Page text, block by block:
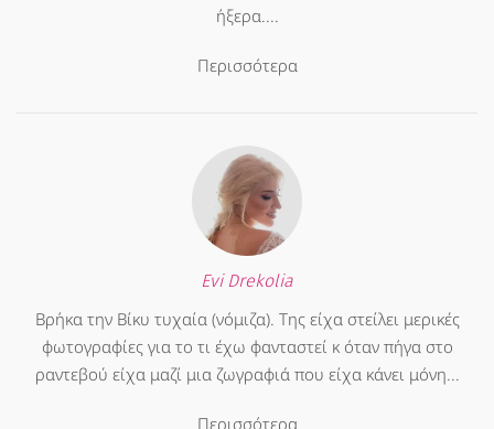
ήξερα....
Περισσότερα
Evi Drekolia
Βρήκα την Βίκυ τυχαία (νόμιζα). Της είχα στείλει μερικές
φωτογραφίες για το τι έχω φανταστεί κ όταν πήγα στο
ραντεβού είχα μαζί μια ζωγραφιά που είχα κάνει μόνη...
Περισσότερα